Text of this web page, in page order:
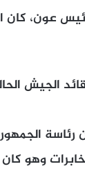
عون،
الجيش
وهو